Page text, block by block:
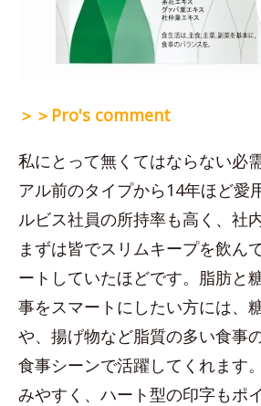
＞＞Pro's comment
私にとって無くてはならない必
アル前のタイプから14年ほど愛
ルビス社員の所持率も高く、社
まずは皆でスリムキープを飲ん
ートしていたほどです。脂肪と
事をスマートにしたい方には、
や、揚げ物など脂質の多い食事
食事シーンで活躍してくれます
みやすく、ハート型の印字もポ